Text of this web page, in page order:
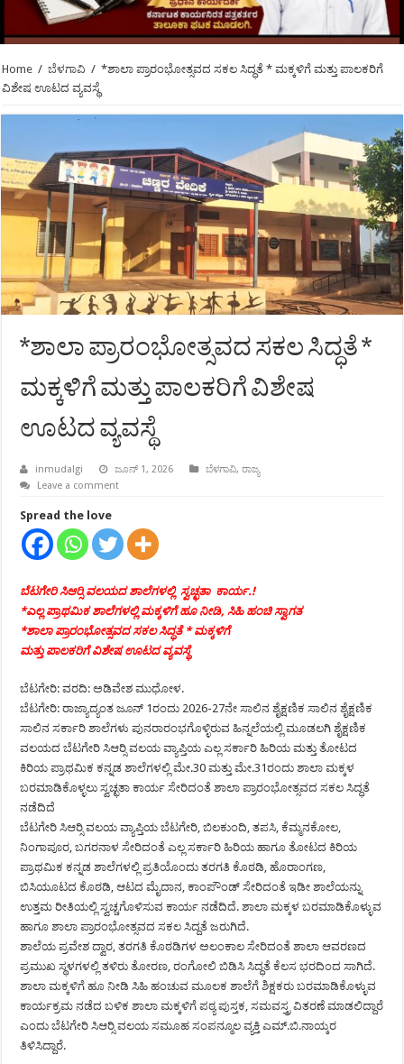
Home / ಬೆಳಗಾವಿ / *ಶಾಲಾ ಪ್ರಾರಂಭೋತ್ಸವದ ಸಕಲ ಸಿದ್ಧತೆ * ಮಕ್ಕಳಿಗೆ ಮತ್ತು ಪಾಲಕರಿಗೆ
ವಿಶೇಷ ಊಟದ ವ್ಯವಸ್ಥೆ
*ಶಾಲಾ ಪ್ರಾರಂಭೋತ್ಸವದ ಸಕಲ ಸಿದ್ಧತೆ *
ಮಕ್ಕಳಿಗೆ ಮತ್ತು ಪಾಲಕರಿಗೆ ವಿಶೇಷ
ಊಟದ ವ್ಯವಸ್ಥೆ
inmudalgi ಜೂನ್ 1, 2026 ಬೆಳಗಾವಿ,ರಾಜ್ಯ
Leave a comment
Spread the love
ಬೆಟಗೇರಿ ಸಿಆರ್‍ಸಿ ವಲಯದ ಶಾಲೆಗಳಲ್ಲಿ ಸ್ವಚ್ಛತಾ ಕಾರ್ಯ.!
*ಎಲ್ಲ ಪ್ರಾಥಮಿಕ ಶಾಲೆಗಳಲ್ಲಿ ಮಕ್ಕಳಿಗೆ ಹೂ ನೀಡಿ, ಸಿಹಿ ಹಂಚಿ ಸ್ವಾಗತ
*ಶಾಲಾ ಪ್ರಾರಂಭೋತ್ಸವದ ಸಕಲ ಸಿದ್ಧತೆ * ಮಕ್ಕಳಿಗೆ
ಮತ್ತು ಪಾಲಕರಿಗೆ ವಿಶೇಷ ಊಟದ ವ್ಯವಸ್ಥೆ
ಬೆಟಗೇರಿ: ವರದಿ: ಅಡಿವೇಶ ಮುಧೋಳ.
ಬೆಟಗೇರಿ: ರಾಜ್ಯಾದ್ಯಂತ ಜೂನ್ 1ರಂದು 2026-27ನೇ ಸಾಲಿನ ಶೈಕ್ಷಣಿಕ ಸಾಲಿನ ಶೈಕ್ಷಣಿಕ
ಸಾಲಿನ ಸರ್ಕಾರಿ ಶಾಲೆಗಳು ಪುನರಾರಂಭಗೊಳ್ಳಿರುವ ಹಿನ್ನಲೆಯಲ್ಲಿ ಮೂಡಲಗಿ ಶೈಕ್ಷಣಿಕ
ವಲಯದ ಬೆಟಗೇರಿ ಸಿಆರ್‍ಸಿ ವಲಯ ವ್ಯಾಪ್ತಿಯ ಎಲ್ಲ ಸರ್ಕಾರಿ ಹಿರಿಯ ಮತ್ತು ತೋಟದ
ಕಿರಿಯ ಪ್ರಾಥಮಿಕ ಕನ್ನಡ ಶಾಲೆಗಳಲ್ಲಿ ಮೇ.30 ಮತ್ತು ಮೇ.31ರಂದು ಶಾಲಾ ಮಕ್ಕಳ
ಬರಮಾಡಿಕೊಳ್ಳಲು ಸ್ವಚ್ಛತಾ ಕಾರ್ಯ ಸೇರಿದಂತೆ ಶಾಲಾ ಪ್ರಾರಂಭೋತ್ಸವದ ಸಕಲ ಸಿದ್ಧತೆ
ನಡೆದಿದೆ
ಬೆಟಗೇರಿ ಸಿಆರ್‍ಸಿ ವಲಯ ವ್ಯಾಪ್ತಿಯ ಬೆಟಗೇರಿ, ಬಿಲಕುಂದಿ, ತಪಸಿ, ಕೆಮ್ಮನಕೋಲ,
ನಿಂಗಾಪೂರ, ಬಗರನಾಳ ಸೇರಿದಂತೆ ಎಲ್ಲ ಸರ್ಕಾರಿ ಹಿರಿಯ ಹಾಗೂ ತೋಟದ ಕಿರಿಯ
ಪ್ರಾಥಮಿಕ ಕನ್ನಡ ಶಾಲೆಗಳಲ್ಲಿ ಪ್ರತಿಯೊಂದು ತರಗತಿ ಕೊಠಡಿ, ಹೊರಾಂಗಣ,
ಬಿಸಿಯೂಟದ ಕೊಠಡಿ, ಆಟದ ಮೈದಾನ, ಕಾಂಪೌಂಡ್ ಸೇರಿದಂತೆ ಇಡೀ ಶಾಲೆಯನ್ನು
ಉತ್ತಮ ರೀತಿಯಲ್ಲಿ ಸ್ವಚ್ಚಗೊಳಿಸುವ ಕಾರ್ಯ ನಡೆದಿದೆ. ಶಾಲಾ ಮಕ್ಕಳ ಬರಮಾಡಿಕೊಳ್ಳುವ
ಹಾಗೂ ಶಾಲಾ ಪ್ರಾರಂಭೋತ್ಸವದ ಸಕಲ ಸಿದ್ದತೆ ಜರುಗಿದೆ.
ಶಾಲೆಯ ಪ್ರವೇಶ ದ್ವಾರ, ತರಗತಿ ಕೊಠಡಿಗಳ ಅಲಂಕಾಲ ಸೇರಿದಂತೆ ಶಾಲಾ ಆವರಣದ
ಪ್ರಮುಖ ಸ್ಥಳಗಳಲ್ಲಿ ತಳಿರು ತೋರಣ, ರಂಗೋಲಿ ಬಿಡಿಸಿ ಸಿದ್ಧತೆ ಕೆಲಸ ಭರದಿಂದ ಸಾಗಿದೆ.
ಶಾಲಾ ಮಕ್ಕಳಿಗೆ ಹೂ ನೀಡಿ ಸಿಹಿ ಹಂಚುವ ಮೂಲಕ ಶಾಲೆಗೆ ಶಿಕ್ಷಕರು ಬರಮಾಡಿಕೊಳ್ಳುವ
ಕಾರ್ಯಕ್ರಮ ನಡೆದ ಬಳಿಕ ಶಾಲಾ ಮಕ್ಕಳಿಗೆ ಪಠ್ಯ ಪುಸ್ತಕ, ಸಮವಸ್ತ್ರ ವಿತರಣೆ ಮಾಡಲಿದ್ದಾರೆ
ಎಂದು ಬೆಟಗೇರಿ ಸಿಆರ್‍ಸಿ ವಲಯ ಸಮೂಹ ಸಂಪನ್ಮೂಲ ವ್ಯಕ್ತಿ ಎಮ್.ಬಿ.ನಾಯ್ಕರ
ತಿಳಿಸಿದ್ದಾರೆ.